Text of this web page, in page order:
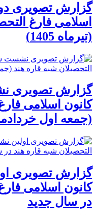
گزارش تصویری
اسلامی فارغ
(تیرماه 1405)
گزارش تصویری
کانون اسلامی
(جمعه اول
گزارش تصویری
کانون اسلامی
در سال جدید